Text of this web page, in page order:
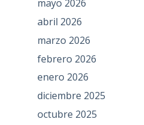
mayo 2026
abril 2026
marzo 2026
febrero 2026
enero 2026
diciembre 2025
octubre 2025